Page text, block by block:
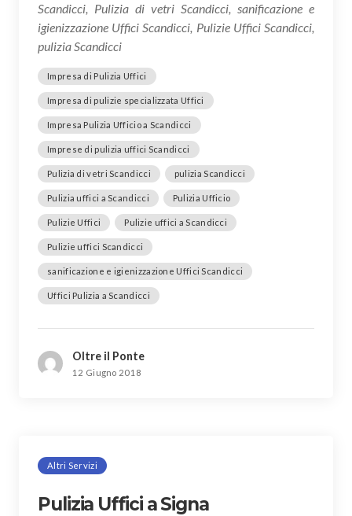
Scandicci, Pulizia di vetri Scandicci, sanificazione e
igienizzazione Uffici Scandicci, Pulizie Uffici Scandicci,
pulizia Scandicci
Impresa di Pulizia Uffici
Impresa di pulizie specializzata Uffici
Impresa Pulizia Ufficio a Scandicci
Imprese di pulizia uffici Scandicci
Pulizia di vetri Scandicci pulizia Scandicci
Pulizia uffici a Scandicci Pulizia Ufficio
Pulizie Uffici Pulizie uffici a Scandicci
Pulizie uffici Scandicci
sanificazione e igienizzazione Uffici Scandicci
Uffici Pulizia a Scandicci
Oltre il Ponte
12 Giugno 2018
Altri Servizi
Pulizia Uffici a Signa